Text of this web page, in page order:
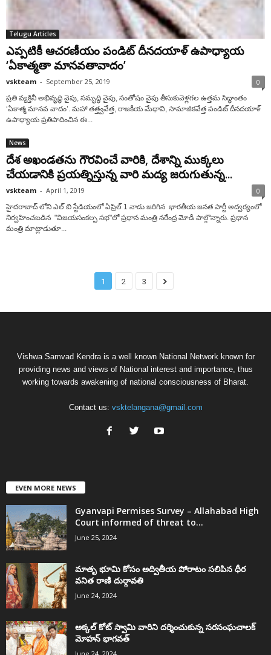
Telugu Articles
ఎప్పటికీ ఆచరణీయం పండిట్ దీనదయాళ్ ఉపాధ్యాయ
‘ఏకాత్మతా మానవతావాదం’
vskteam - September 25, 2019 0
ప్రతి వ్యక్తినీ అభివృద్ధి వైపు, సమృద్ధి వైపు, సంతోషం వైపు తీసుకువెళ్లగల ఉత్తమ సిద్ధాంతం
‘ఏకాత్మ మానవ వాదం’. మహా తత్త్వవేత్త, రాజకీయ మేధావి, సామాజికవేత్త పండిట్ దీనదయాళ్
ఉపాధ్యాయ ప్రతిపాదించిన ఈ...
News
దేశ అఖండతను గౌరవించే వారికి, దేశాన్ని ముక్కలు
చేయడానికి ప్రయత్నిస్తున్న వారి మద్య జరుగుతున్న...
vskteam - April 1, 2019 0
హైదరాబాద్ లోని ఎల్ బి స్టేడియంలో ఏప్రిల్ 1 నాడు జరిగిన భారతీయ జనత పార్టీ అద్వర్యంలో
నిర్వహించబడిన "విజయసంకల్ప సభ"లో ప్రధాన మంత్రి నరేంద్ర మోడీ పాల్గొన్నారు. ప్రధాన
మంత్రి మాట్లాడుతూ...
1 2 3
Vishwa Samvad Kendra is a well known National Network known for
providing news and views of National interest and importance, thus
working towards awakening of national consciousness of Bharat.
Contact us: vsktelangana@gmail.com
EVEN MORE NEWS
Gyanvapi Permises Survey – Allahabad High
Court informed of threat to...
June 25, 2024
మాతృ భూమి కోసం అద్వితీయ పోరాటం సలిపిన ధీర
వనిత రాణి దుర్గావతి
June 24, 2024
అక్కల్‌ కోట్‌ స్వామి వారిని దర్శించుకున్న సరసంఘచాలక్
మోహన్ భాగవత్